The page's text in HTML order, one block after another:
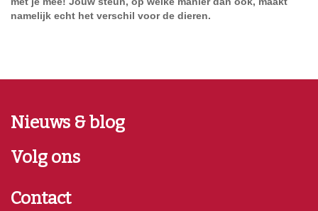
namelijk echt het verschil voor de dieren.
Nieuws & blog
Volg ons
Contact